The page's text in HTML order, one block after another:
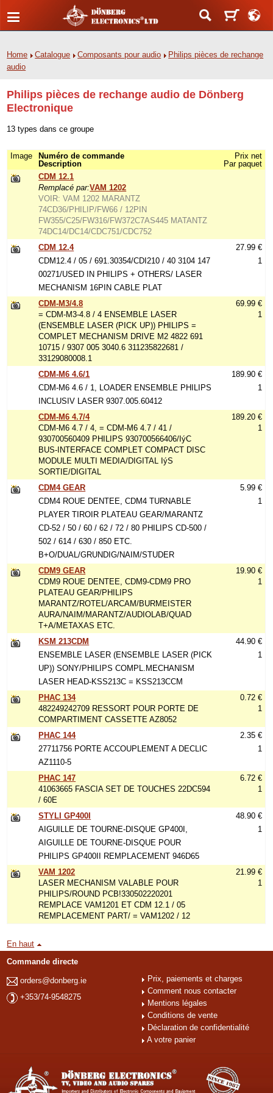
Home Catalogue Composants pour audio
Philips pièces de rechange
audio
Philips pièces de rechange audio de Dönberg
Electronique
13 types dans ce groupe
Image
Numéro de commande
Description
Prix net
Par paquet
CDM 12.1
Remplacé par:VAM 1202
VOIR: VAM 1202 MARANTZ
74CD36/PHILIP/FW66 / 12PIN
FW355/C25/FW316/FW372C7AS445 MATANTZ
74DC14/DC14/CDC751/CDC752
CDM 12.4
CDM12.4 / 05 / 691.30354/CDI210 / 40 3104 147
00271/USED IN PHILIPS + OTHERS/ LASER
MECHANISM 16PIN CABLE PLAT
27.99 €
1
CDM-M3/4.8
= CDM-M3-4.8 / 4 ENSEMBLE LASER
(ENSEMBLE LASER (PICK UP)) PHILIPS =
COMPLET MECHANISM DRIVE M2 4822 691
10715 / 9307 005 3040.6 311235822681 /
33129080008.1
69.99 €
1
CDM-M6 4.6/1
CDM-M6 4.6 / 1, LOADER ENSEMBLE PHILIPS
INCLUSIV LASER 9307.005.60412
189.90 €
1
CDM-M6 4.7/4
CDM-M6 4.7 / 4, = CDM-M6 4.7 / 41 /
930700560409 PHILIPS 930700566406/IýC
BUS-INTERFACE COMPLET COMPACT DISC
MODULE MULTI MEDIA/DIGITAL IýS
SORTIE/DIGITAL
189.20 €
1
CDM4 GEAR
CDM4 ROUE DENTEE, CDM4 TURNABLE
PLAYER TIROIR PLATEAU GEAR/MARANTZ
CD-52 / 50 / 60 / 62 / 72 / 80 PHILIPS CD-500 /
502 / 614 / 630 / 850 ETC.
B+O/DUAL/GRUNDIG/NAIM/STUDER
5.99 €
1
CDM9 GEAR
CDM9 ROUE DENTEE, CDM9-CDM9 PRO
PLATEAU GEAR/PHILIPS
MARANTZ/ROTEL/ARCAM/BURMEISTER
AURA/NAIM/MARANTZ/AUDIOLAB/QUAD
T+A/METAXAS ETC.
19.90 €
1
KSM 213CDM
ENSEMBLE LASER (ENSEMBLE LASER (PICK
UP)) SONY/PHILIPS COMPL.MECHANISM
LASER HEAD-KSS213C = KSS213CCM
44.90 €
1
PHAC 134
482249242709 RESSORT POUR PORTE DE
COMPARTIMENT CASSETTE AZ8052
0.72 €
1
PHAC 144
27711756 PORTE ACCOUPLEMENT A DECLIC
AZ1110-5
2.35 €
1
PHAC 147
41063665 FASCIA SET DE TOUCHES 22DC594
/ 60E
6.72 €
1
STYLI GP400I
AIGUILLE DE TOURNE-DISQUE GP400I,
AIGUILLE DE TOURNE-DISQUE POUR
PHILIPS GP400II REMPLACEMENT 946D65
48.90 €
1
VAM 1202
LASER MECHANISM VALABLE POUR
PHILIPS/ROUND PCB!330502220201
REMPLACE VAM1201 ET CDM 12.1 / 05
REMPLACEMENT PART/ = VAM1202 / 12
21.99 €
1
En haut
Commande directe
orders@donberg.ie
+353/74-9548275
Prix, paiements et charges
Comment nous contacter
Mentions légales
Conditions de vente
Déclaration de confidentialité
A votre panier